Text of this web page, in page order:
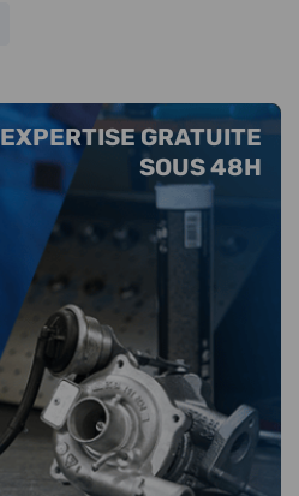
EXPERTISE GRATUITE
SOUS 48H